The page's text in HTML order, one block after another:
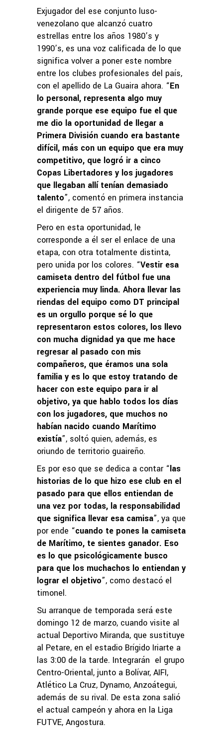
Exjugador del ese conjunto luso-
venezolano que alcanzó cuatro
estrellas entre los años 1980’s y
1990’s, es una voz calificada de lo que
significa volver a poner este nombre
entre los clubes profesionales del país,
con el apellido de La Guaira ahora. “En
lo personal, representa algo muy
grande porque ese equipo fue el que
me dio la oportunidad de llegar a
Primera División cuando era bastante
difícil, más con un equipo que era muy
competitivo, que logró ir a cinco
Copas Libertadores y los jugadores
que llegaban allí tenían demasiado
talento”, comentó en primera instancia
el dirigente de 57 años.
Pero en esta oportunidad, le
corresponde a él ser el enlace de una
etapa, con otra totalmente distinta,
pero unida por los colores. “Vestir esa
camiseta dentro del fútbol fue una
experiencia muy linda. Ahora llevar las
riendas del equipo como DT principal
es un orgullo porque sé lo que
representaron estos colores, los llevo
con mucha dignidad ya que me hace
regresar al pasado con mis
compañeros, que éramos una sola
familia y es lo que estoy tratando de
hacer con este equipo para ir al
objetivo, ya que hablo todos los días
con los jugadores, que muchos no
habían nacido cuando Marítimo
existía”, soltó quien, además, es
oriundo de territorio guaireño.
Es por eso que se dedica a contar “las
historias de lo que hizo ese club en el
pasado para que ellos entiendan de
una vez por todas, la responsabilidad
que significa llevar esa camisa”, ya que
por ende “cuando te pones la camiseta
de Marítimo, te sientes ganador. Eso
es lo que psicológicamente busco
para que los muchachos lo entiendan y
lograr el objetivo”, como destacó el
timonel.
Su arranque de temporada será este
domingo 12 de marzo, cuando visite al
actual Deportivo Miranda, que sustituye
al Petare, en el estadio Brígido Iriarte a
las 3:00 de la tarde. Integrarán el grupo
Centro-Oriental, junto a Bolívar, AIFI,
Atlético La Cruz, Dynamo, Anzoátegui,
además de su rival. De esta zona salió
el actual campeón y ahora en la Liga
FUTVE, Angostura.